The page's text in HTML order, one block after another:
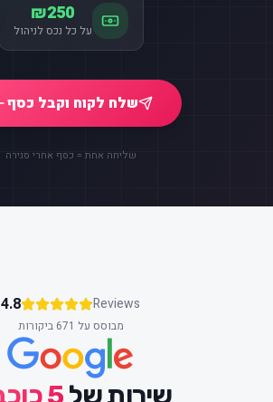
₪250
על כל נכס לניהול
שלח לקוח וקבל כסף
שליחה אחת = כסף אחרי סגירה
Reviews
4.8
מבוסס על 671 ביקורות